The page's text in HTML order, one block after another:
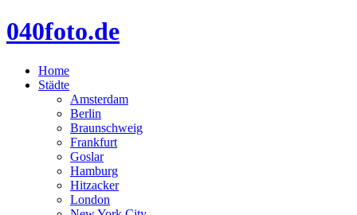
040foto.de
Home
Städte
Amsterdam
Berlin
Braunschweig
Frankfurt
Goslar
Hamburg
Hitzacker
London